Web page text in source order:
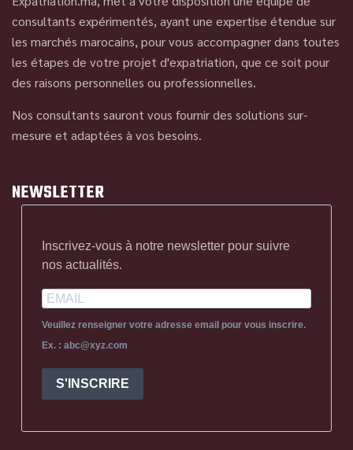
consultants expérimentés, ayant une expertise étendue sur
les marchés marocains, pour vous accompagner dans toutes
les étapes de votre projet d'expatriation, que ce soit pour
des raisons personnelles ou professionnelles.
Nos consultants sauront vous fournir des solutions sur-
mesure et adaptées à vos besoins.
NEWSLETTER
Inscrivez-vous à notre newsletter pour suivre
nos actualités.
Veuillez renseigner votre adresse email pour vous inscrire.
Ex. : abc@xyz.com
S'INSCRIRE